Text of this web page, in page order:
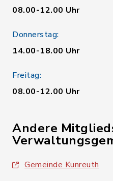
08.00-12.00 Uhr
Donnerstag:
14.00-18.00 Uhr
Freitag:
08.00-12.00 Uhr
Andere
Gemeinde Kunreuth